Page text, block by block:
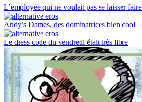
L’employée qui ne voulait pas se laisser faire
Andy’s Dames, des dominatrices bien cool
Le dress code du vendredi était très libre